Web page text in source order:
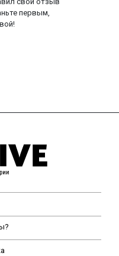
первым,